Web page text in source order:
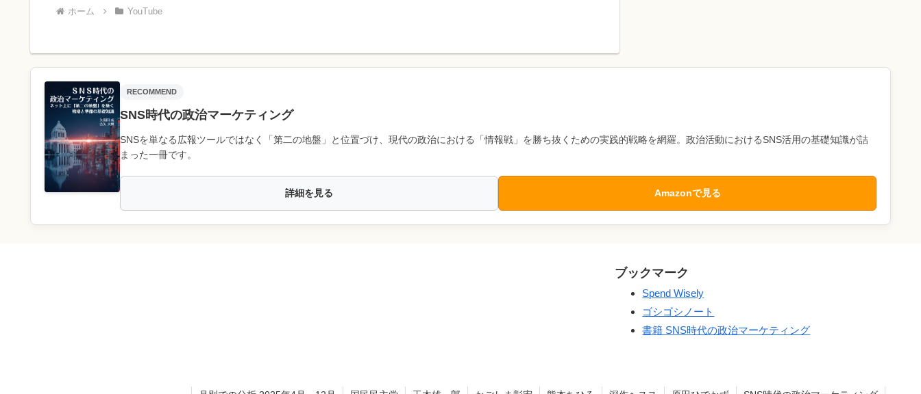
ホーム YouTube
RECOMMEND
SNS時代の政治マーケティング
SNSを単なる広報ツールではなく「第二の地盤」と位置づけ、現代の政治における「情報戦」を勝ち抜くための実践的戦略を網羅。政治活動におけるSNS活用の基礎知識が詰
まった一冊です。
詳細を見る Amazonで見る
ブックマーク
Spend Wisely
ゴシゴシノート
書籍 SNS時代の政治マーケティング